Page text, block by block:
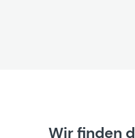
Wir finden